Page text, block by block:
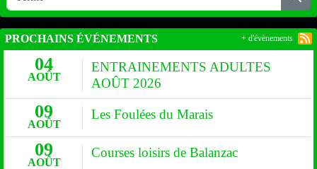
PROCHAINS ÉVÉNEMENTS
04
AOÛT
ENTRAINEMENTS ADULTES
AOÛT 2026
09
AOÛT
Les Foulées du Marais
09
AOÛT
Courses loisirs de Balanzac
+ d'évènements